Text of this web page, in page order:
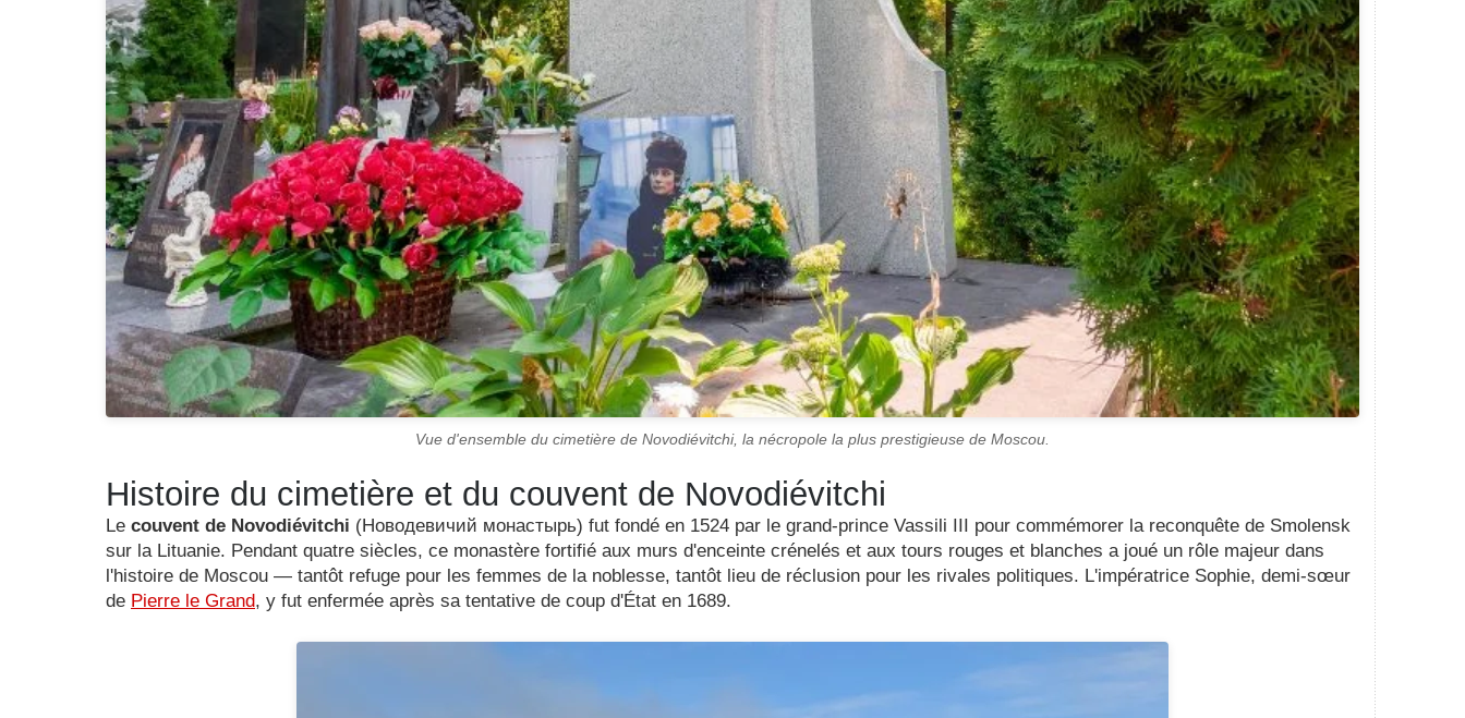
Vue d'ensemble du cimetière de Novodiévitchi, la nécropole la plus prestigieuse de Moscou.
Histoire du cimetière et du couvent de Novodiévitchi
Le couvent de Novodiévitchi (Новодевичий монастырь) fut fondé en 1524 par le grand-prince Vassili III pour commémorer la reconquête de Smolensk
sur la Lituanie. Pendant quatre siècles, ce monastère fortifié aux murs d'enceinte crénelés et aux tours rouges et blanches a joué un rôle majeur dans
l'histoire de Moscou — tantôt refuge pour les femmes de la noblesse, tantôt lieu de réclusion pour les rivales politiques. L'impératrice Sophie, demi-sœur
de Pierre le Grand, y fut enfermée après sa tentative de coup d'État en 1689.